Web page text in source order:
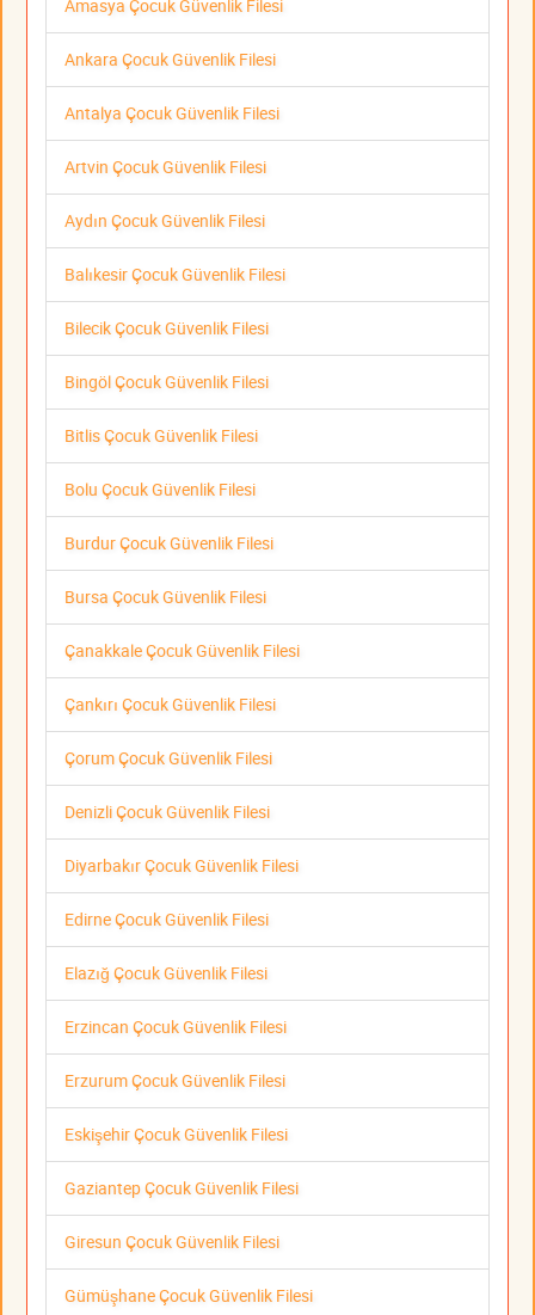
Amasya Çocuk Güvenlik Filesi
Ankara Çocuk Güvenlik Filesi
Antalya Çocuk Güvenlik Filesi
Artvin Çocuk Güvenlik Filesi
Aydın Çocuk Güvenlik Filesi
Balıkesir Çocuk Güvenlik Filesi
Bilecik Çocuk Güvenlik Filesi
Bingöl Çocuk Güvenlik Filesi
Bitlis Çocuk Güvenlik Filesi
Bolu Çocuk Güvenlik Filesi
Burdur Çocuk Güvenlik Filesi
Bursa Çocuk Güvenlik Filesi
Çanakkale Çocuk Güvenlik Filesi
Çankırı Çocuk Güvenlik Filesi
Çorum Çocuk Güvenlik Filesi
Denizli Çocuk Güvenlik Filesi
Diyarbakır Çocuk Güvenlik Filesi
Edirne Çocuk Güvenlik Filesi
Elazığ Çocuk Güvenlik Filesi
Erzincan Çocuk Güvenlik Filesi
Erzurum Çocuk Güvenlik Filesi
Eskişehir Çocuk Güvenlik Filesi
Gaziantep Çocuk Güvenlik Filesi
Giresun Çocuk Güvenlik Filesi
Gümüşhane Çocuk Güvenlik Filesi